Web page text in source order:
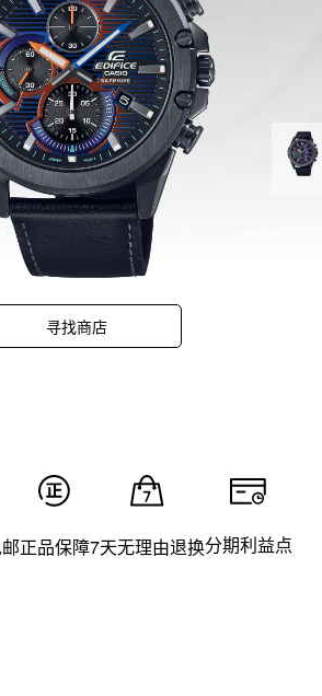
寻找商店
正品保障7天无理由退换分期利益点